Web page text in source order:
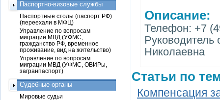
Описание:
Телефон: +7
Руководитель
Николаевна
Статьи по
Компенсация
Паспортно-визовые службы
Паспортные столы (паспорт РФ)
(переехали в МФЦ)
Управление по вопросам
миграции МВД (УФМС,
гражданство РФ, временное
проживание, вид на жительство)
Управление по вопросам
миграции МВД (УФМС, ОВИРы,
загранпаспорт)
Судебные органы
Мировые судьи